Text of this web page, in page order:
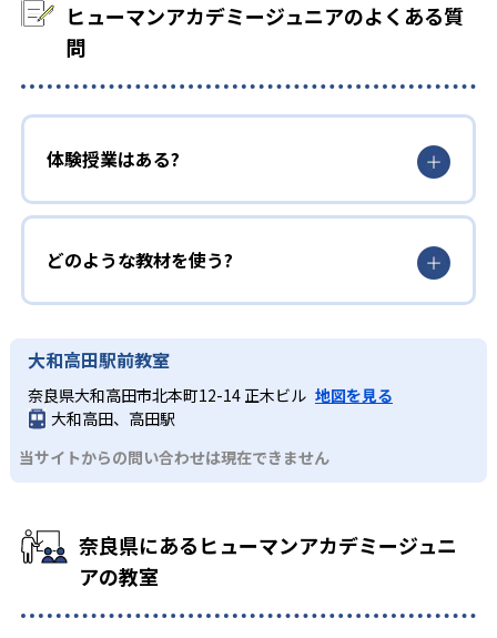
ヒューマンアカデミージュニアのよくある質
問
体験授業はある?
どのような教材を使う?
大和高田駅前教室
奈良県大和高田市北本町12-14 正木ビル 地図を見る
大和高田、高田駅
当サイトからの問い合わせは現在できません
奈良県にあるヒューマンアカデミージュニ
アの教室